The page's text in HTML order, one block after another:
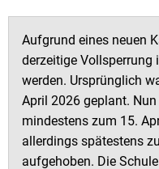
Aufgrund eines neuen
derzeitige Vollsperrung
werden. Ursprünglich
April 2026 geplant.
mindestens zum 15.
allerdings spätestens
aufgehoben. Die